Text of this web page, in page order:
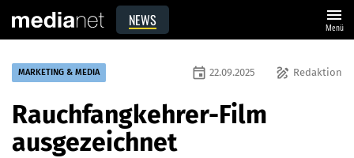
NEWS menu
Menü
MARKETING & MEDIA draw Redaktion
event 22.09.2025
Rauchfangkehrer-Film
ausgezeichnet